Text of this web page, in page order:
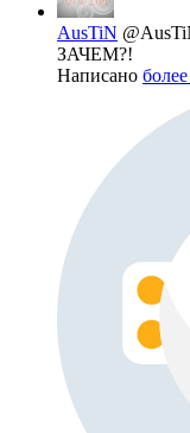
AusTiN
ЗАЧЕМ?!
Написано